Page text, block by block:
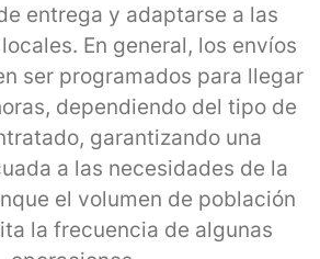
entrega y adaptarse a las
En general, los envíos
ser programados para llegar
dependiendo del tipo de
garantizando una
a las necesidades de la
el volumen de población
la frecuencia de algunas